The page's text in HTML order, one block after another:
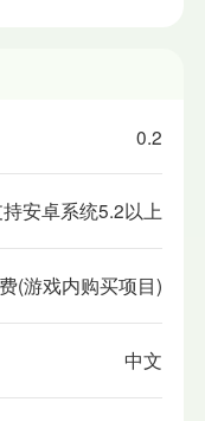
0.2
安卓系统5.2以上
(游戏内购买项目)
中文